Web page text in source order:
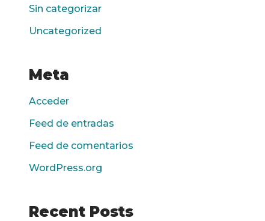
Sin categorizar
Uncategorized
Meta
Acceder
Feed de entradas
Feed de comentarios
WordPress.org
Recent Posts